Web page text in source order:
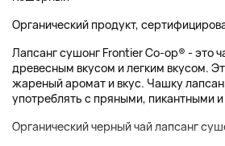
Органический продукт,
Лапсанг сушонг Frontier Co-op® - это
древесным вкусом и легким вкусом.
жареный аромат и вкус. Чашку
употреблять с пряными, пикантными
Органический черный чай лапсанг